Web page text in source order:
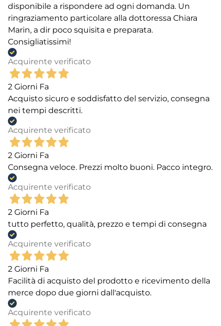
disponibile a rispondere ad ogni domanda. Un
ringraziamento particolare alla dottoressa Chiara
Marin, a dir poco squisita e preparata.
Consigliatissimi!
Acquirente verificato
2 Giorni Fa
Acquisto sicuro e soddisfatto del servizio, consegna
nei tempi descritti.
Acquirente verificato
2 Giorni Fa
Consegna veloce. Prezzi molto buoni. Pacco integro.
Acquirente verificato
2 Giorni Fa
tutto perfetto, qualità, prezzo e tempi di consegna
Acquirente verificato
2 Giorni Fa
Facilità di acquisto del prodotto e ricevimento della
merce dopo due giorni dall'acquisto.
Acquirente verificato